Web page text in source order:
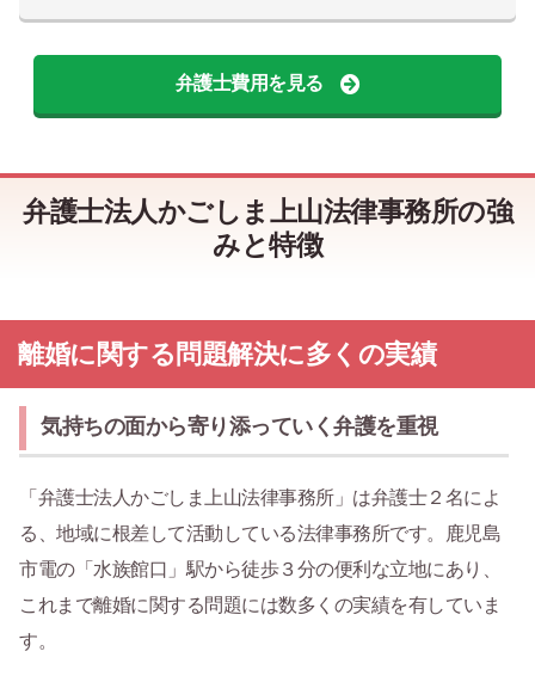
弁護士費用を見る
弁護士法人かごしま上山法律事務所の強
みと特徴
離婚に関する問題解決に多くの実績
気持ちの面から寄り添っていく弁護を重視
「弁護士法人かごしま上山法律事務所」は弁護士２名によ
る、地域に根差して活動している法律事務所です。鹿児島
市電の「水族館口」駅から徒歩３分の便利な立地にあり、
これまで離婚に関する問題には数多くの実績を有していま
す。